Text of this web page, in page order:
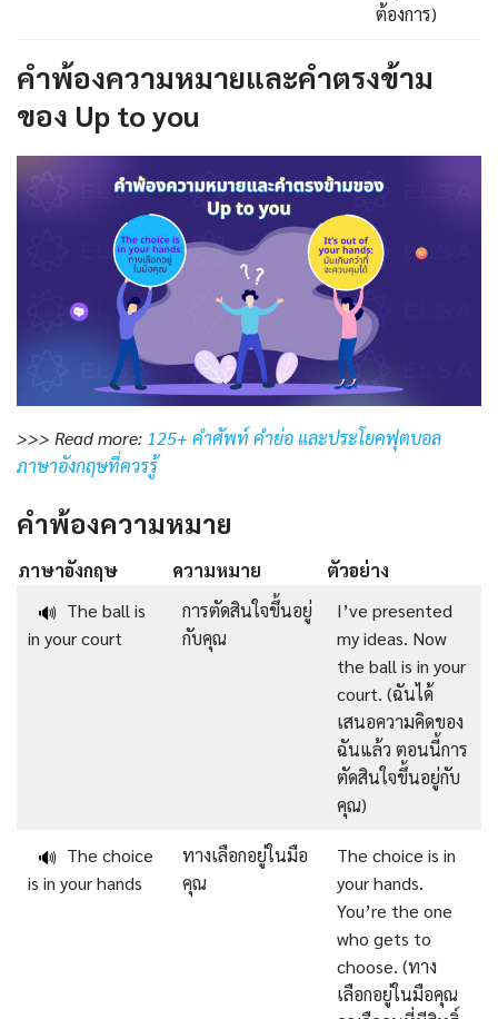
ต้องการ)
คำพ้องความหมายและคำตรงข้าม
ของ Up to you
>>> Read more: 125+ คำศัพท์ คำย่อ และประโยคฟุตบอล
ภาษาอังกฤษที่ควรรู้
คำพ้องความหมาย
ภาษาอังกฤษ ความหมาย
ตัวอย่าง
🔊 The ball is
in your court
การตัดสินใจขึ้นอยู่
กับคุณ
I’ve presented
my ideas. Now
the ball is in your
court. (ฉันได้
เสนอความคิดของ
ฉันแล้ว ตอนนี้การ
ตัดสินใจขึ้นอยู่กับ
คุณ)
🔊 The choice
is in your hands
ทางเลือกอยู่ในมือ
คุณ
The choice is in
your hands.
You’re the one
who gets to
choose. (ทาง
เลือกอยู่ในมือคุณ